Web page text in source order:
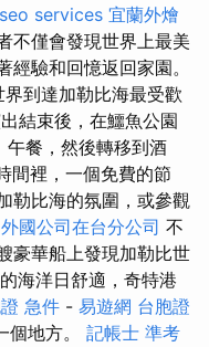
seo services 宜蘭外燴
不僅會發現世界上最美
驗和回憶返回家園。
到達加勒比海最受歡
結束後，在鱷魚公園
午餐，然後轉移到酒
間裡，一個免費的節
勒比海的氛圍，或參觀
外國公司在台分公司 不
豪華船上發現加勒比世
海洋日舒適，奇特港
急件 - 易遊網 台胞證
地方。 記帳士 準考